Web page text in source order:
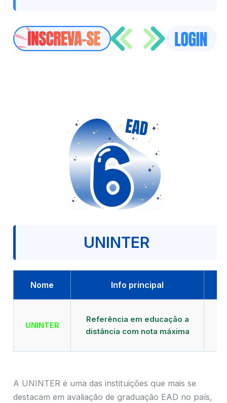
UNINTER
Nome Info principal
UNINTER
Referência em educação a
distância com nota máxima
A UNINTER é uma das instituições que mais se
destacam em avaliação de graduação EAD no país,